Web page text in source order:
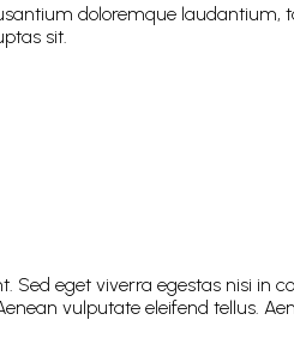
doloremque
sit.
eget viverra egestas nisi in
vulputate eleifend tellus.